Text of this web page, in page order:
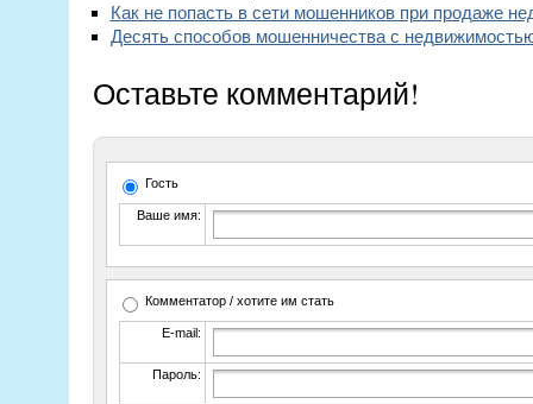
Как не попасть в сети мошенников при продаже
Десять способов мошенничества с
Оставьте комментарий!
Гость
Ваше имя:
Комментатор / хотите им стать
E-mail:
Пароль: